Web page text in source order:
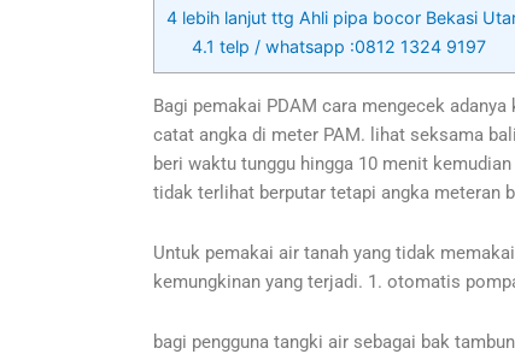
4 lebih lanjut ttg Ahli pipa bocor Bekasi
4.1 telp / whatsapp :0812 1324 9197
Bagi pemakai PDAM cara mengecek
catat angka di meter PAM. lihat seksama
beri waktu tunggu hingga 10 menit
tidak terlihat berputar tetapi angka meteran
Untuk pemakai air tanah yang tidak
kemungkinan yang terjadi. 1. otomatis
bagi pengguna tangki air sebagai bak